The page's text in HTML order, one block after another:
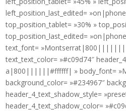
left_position_last_edited=
top_position_tablet= »30% »
top_position_last_edited=
text_font= »Montserrat|800|||||||
text_text_color= »#c09d74″
a|800||||||#ffffff| » body_font=
background_color= »#234967″
header_4_text_shadow_style=
header_4_text_shadow_color=